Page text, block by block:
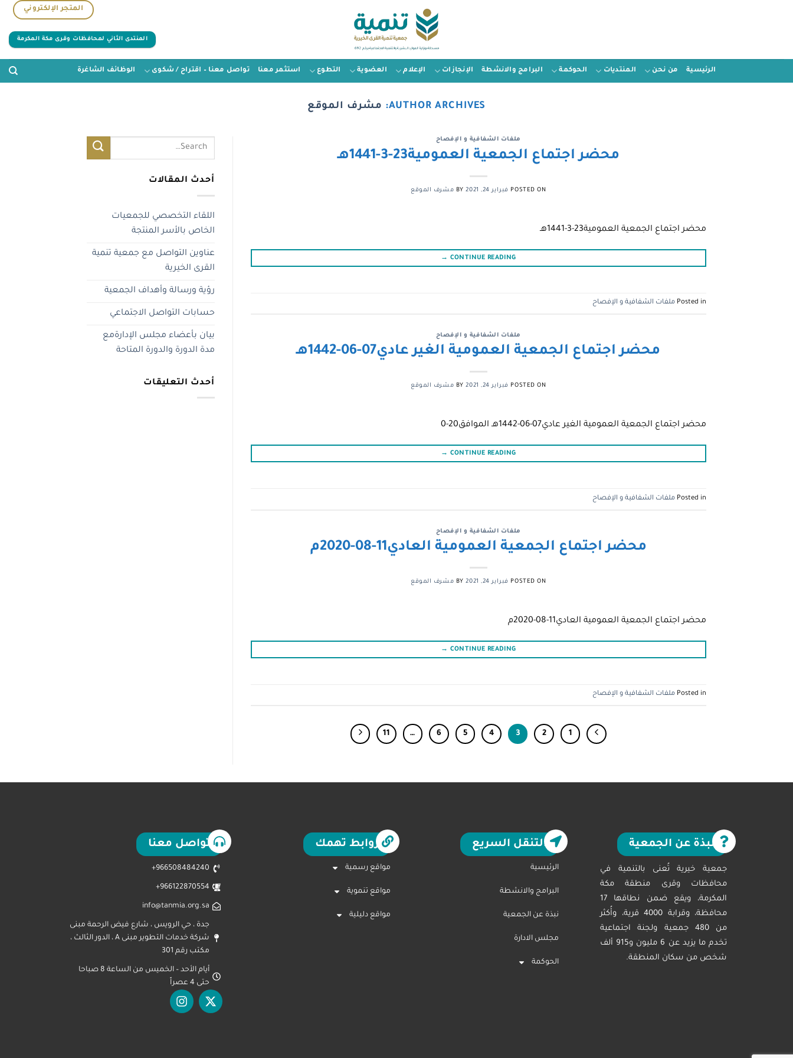
المتجر الإلكتروني
المنتدى الثاني لمحافظات وقرى مكة المكرمة
الرئيسية من نحن المنتديات الحوكمة البرامج والانشطة الإنجازات الإعلام العضوية التطوع استثمر معنا تواصل معنا – اقتراح / شكوى الوظائف الشاغرة
AUTHOR ARCHIVES: مشرف الموقع
ملفات الشفافية و الإفصاح
محضر اجتماع الجمعية العمومية23-3-1441هـ
POSTED ON فبراير 24, 2021 BY مشرف الموقع
محضر اجتماع الجمعية العمومية23-3-1441هـ
CONTINUE READING
→
Posted in ملفات الشفافية و الإفصاح
ملفات الشفافية و الإفصاح
محضر اجتماع الجمعية العمومية الغير عادي07-06-1442هـ
POSTED ON فبراير 24, 2021 BY مشرف الموقع
محضر اجتماع الجمعية العمومية الغير عادي07-06-1442هـ الموافق20-0
CONTINUE READING
→
Posted in ملفات الشفافية و الإفصاح
ملفات الشفافية و الإفصاح
محضر اجتماع الجمعية العمومية العادي11-08-2020م
POSTED ON فبراير 24, 2021 BY مشرف الموقع
محضر اجتماع الجمعية العمومية العادي11-08-2020م
CONTINUE READING
→
Posted in ملفات الشفافية و الإفصاح
1
2
3
4
5
6
…
11
أحدث المقالات
اللقاء التخصصي للجمعيات
الخاص بالأسر المنتجة
عناوين التواصل مع جمعية تنمية
القرى الخيرية
رؤية ورسالة وأهداف الجمعية
حسابات التواصل الاجتماعي
بيان بأعضاء مجلس الإدارةمع
مدة الدورة والدورة المتاحة
أحدث التعليقات
نبذة عن الجمعية
جمعية خيرية تُعنى بالتنمية في
محافظات وقرى منطقة مكة
المكرمة، ويقع ضمن نطاقها 17
محافظة، وقرابة 4000 قرية، وأُكثر
من 480 جمعية ولجنة اجتماعية
تخدم ما يزيد عن 6 مليون و915 ألف
شخص من سكان المنطقة.
التنقل السريع
الرئيسية
البرامج والانشطة
نبذة عن الجمعية
مجلس الادارة
الحوكمة
روابط تهمك
مواقع رسمية
مواقع تنموية
مواقع دليلية
تواصل معنا
966508484240+
966122870554+
info@tanmia.org.sa
جدة ، حي الرويس ، شارع فيض الرحمة مبنى
شركة خدمات التطوير مبنى A ، الدور الثالث ،
مكتب رقم 301
أيام الأحد – الخميس من الساعة 8 صباحا
حتى 4 عصراً